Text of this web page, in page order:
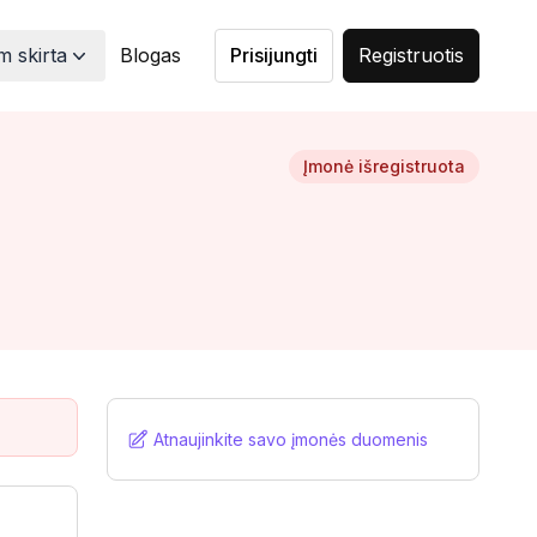
skirta Blogas Prisijungti Registruotis
Įmonė išregistruota
Atnaujinkite savo įmonės duomenis